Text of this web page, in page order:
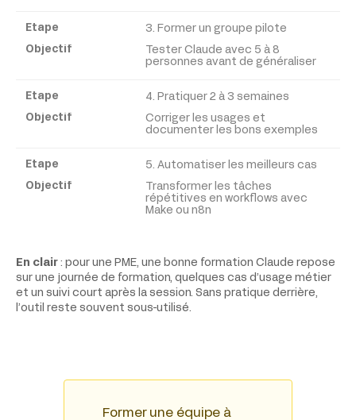
3. Former un groupe pilote
Tester Claude avec 5 à 8
personnes avant de généraliser
4. Pratiquer 2 à 3 semaines
Corriger les usages et
documenter les bons exemples
5. Automatiser les meilleurs cas
Transformer les tâches
répétitives en workflows avec
Make ou n8n
En clair : pour une PME, une bonne formation Claude repose
sur une journée de formation, quelques cas d’usage métier
et un suivi court après la session. Sans pratique derrière,
l’outil reste souvent sous-utilisé.
Former une équipe à